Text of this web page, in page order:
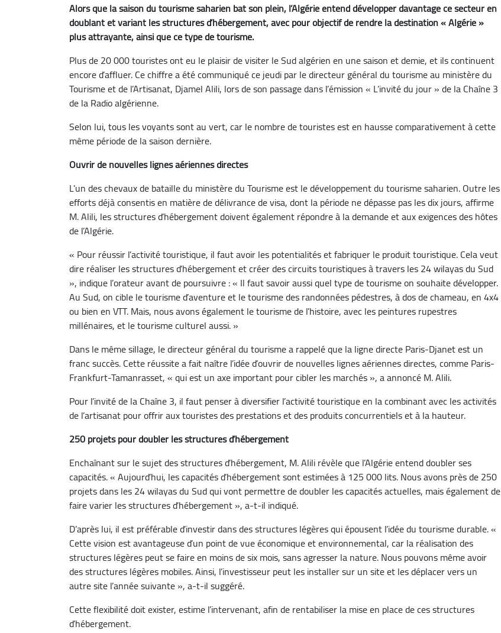
Alors que la saison du tourisme saharien bat son plein, l’Algérie entend développer davantage ce secteur en
doublant et variant les structures d’hébergement, avec pour objectif de rendre la destination « Algérie »
plus attrayante, ainsi que ce type de tourisme.
Plus de 20 000 touristes ont eu le plaisir de visiter le Sud algérien en une saison et demie, et ils continuent
encore d’affluer. Ce chiffre a été communiqué ce jeudi par le directeur général du tourisme au ministère du
Tourisme et de l’Artisanat, Djamel Alili, lors de son passage dans l’émission « L’invité du jour » de la Chaîne 3
de la Radio algérienne.
Selon lui, tous les voyants sont au vert, car le nombre de touristes est en hausse comparativement à cette
même période de la saison dernière.
Ouvrir de nouvelles lignes aériennes directes
L’un des chevaux de bataille du ministère du Tourisme est le développement du tourisme saharien. Outre les
efforts déjà consentis en matière de délivrance de visa, dont la période ne dépasse pas les dix jours, affirme
M. Alili, les structures d’hébergement doivent également répondre à la demande et aux exigences des hôtes
de l’Algérie.
« Pour réussir l’activité touristique, il faut avoir les potentialités et fabriquer le produit touristique. Cela veut
dire réaliser les structures d’hébergement et créer des circuits touristiques à travers les 24 wilayas du Sud
», indique l’orateur avant de poursuivre : « Il faut savoir aussi quel type de tourisme on souhaite développer.
Au Sud, on cible le tourisme d’aventure et le tourisme des randonnées pédestres, à dos de chameau, en 4x4
ou bien en VTT. Mais, nous avons également le tourisme de l’histoire, avec les peintures rupestres
millénaires, et le tourisme culturel aussi. »
Dans le même sillage, le directeur général du tourisme a rappelé que la ligne directe Paris-Djanet est un
franc succès. Cette réussite a fait naître l’idée d’ouvrir de nouvelles lignes aériennes directes, comme Paris-
Frankfurt-Tamanrasset, « qui est un axe important pour cibler les marchés », a annoncé M. Alili.
Pour l’invité de la Chaîne 3, il faut penser à diversifier l’activité touristique en la combinant avec les activités
de l’artisanat pour offrir aux touristes des prestations et des produits concurrentiels et à la hauteur.
250 projets pour doubler les structures d’hébergement
Enchaînant sur le sujet des structures d’hébergement, M. Alili révèle que l’Algérie entend doubler ses
capacités. « Aujourd’hui, les capacités d’hébergement sont estimées à 125 000 lits. Nous avons près de 250
projets dans les 24 wilayas du Sud qui vont permettre de doubler les capacités actuelles, mais également de
faire varier les structures d’hébergement », a-t-il indiqué.
D’après lui, il est préférable d’investir dans des structures légères qui épousent l’idée du tourisme durable. «
Cette vision est avantageuse d’un point de vue économique et environnemental, car la réalisation des
structures légères peut se faire en moins de six mois, sans agresser la nature. Nous pouvons même avoir
des structures légères mobiles. Ainsi, l’investisseur peut les installer sur un site et les déplacer vers un
autre site l’année suivante », a-t-il suggéré.
Cette flexibilité doit exister, estime l’intervenant, afin de rentabiliser la mise en place de ces structures
d’hébergement.